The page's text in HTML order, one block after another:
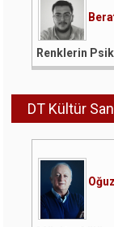
Renklerin
DT Kültür